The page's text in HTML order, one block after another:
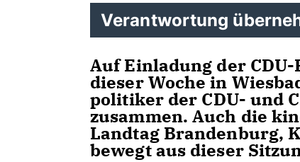
Verantwortung
Auf Einladung der
dieser Woche in
politiker der CDU- und
zusammen. Auch die
Landtag Brandenburg,
bewegt aus dieser